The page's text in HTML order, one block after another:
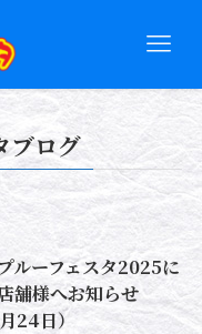
ブログ
ルーフェスタ2025に
舗様へお知らせ
24日）